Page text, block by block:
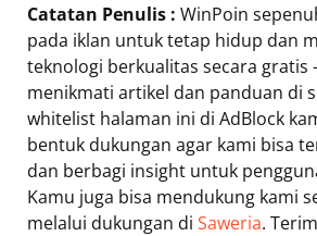
Catatan Penulis : WinPoin
pada iklan untuk tetap hidup dan
teknologi berkualitas secara gratis
menikmati artikel dan panduan di
whitelist halaman ini di AdBlock
bentuk dukungan agar kami bisa
dan berbagi insight untuk
Kamu juga bisa mendukung kami
melalui dukungan di Saweria.